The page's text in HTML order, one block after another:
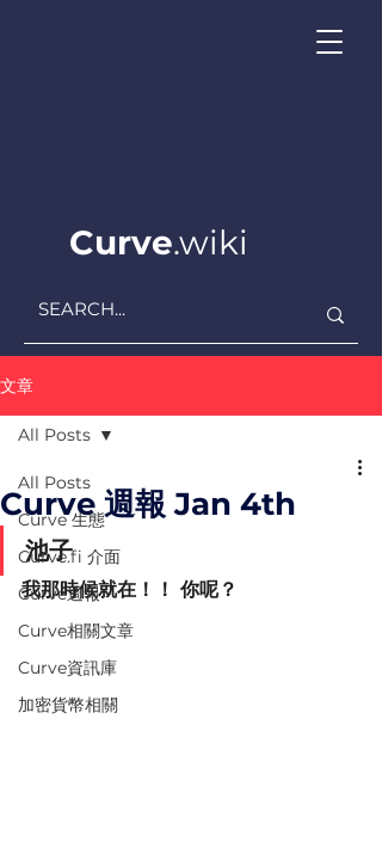
Curve.wiki
文章
All Posts
Curve ​生態
Curve.fi 介面
Curve週報
Curve相關文章
Curve資訊庫
加密貨幣相關
All Posts
Curve 週報 Jan 4th
池子
我那時候就在！！ 你呢？